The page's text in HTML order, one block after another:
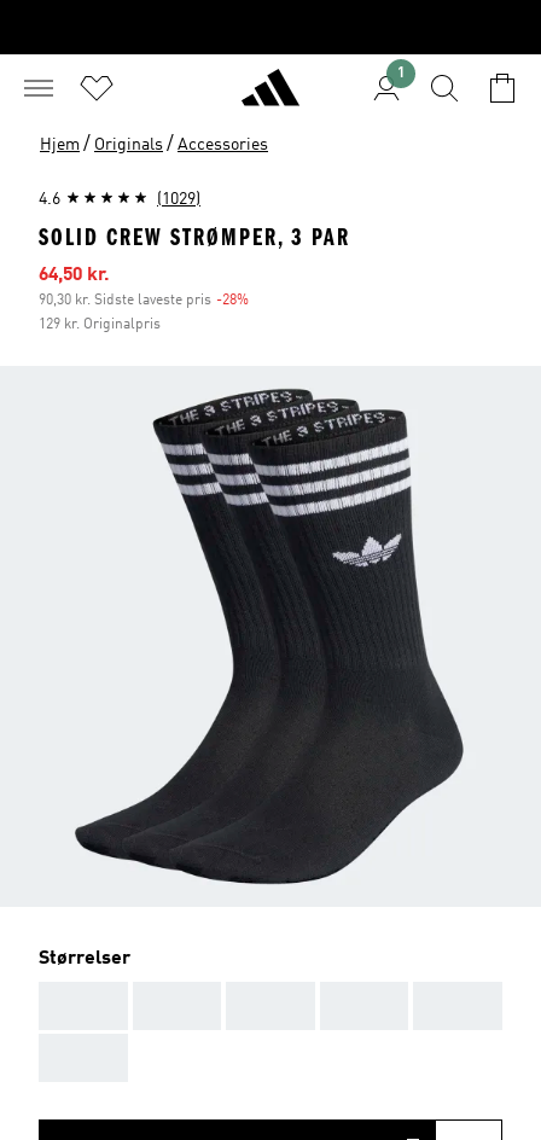
1
Hjem / Originals / Accessories
4.6 (1029)
SOLID CREW STRØMPER, 3 PAR
Udsalgspris
64,50 kr.
90,30 kr. Sidste laveste pris -28%
129 kr. Originalpris
Størrelser